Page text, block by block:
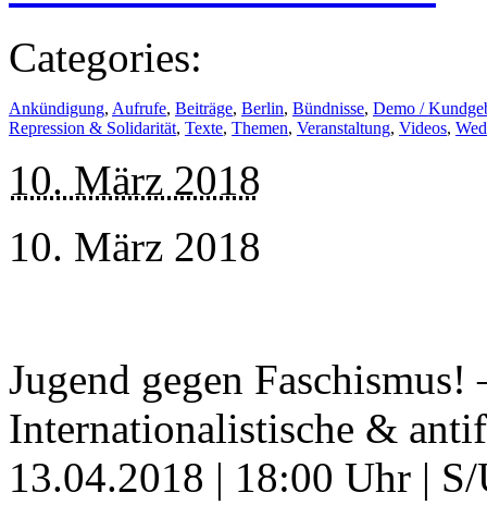
Categories:
Ankündigung, Aufrufe, Beiträge, Berlin, Bündnisse, Demo /
Repression & Solidarität, Texte, Themen, Veranstaltung, Videos,
10. März 2018
10. März 2018
Jugend gegen
Internationalistische &
13.04.2018 | 18:00 Uhr |